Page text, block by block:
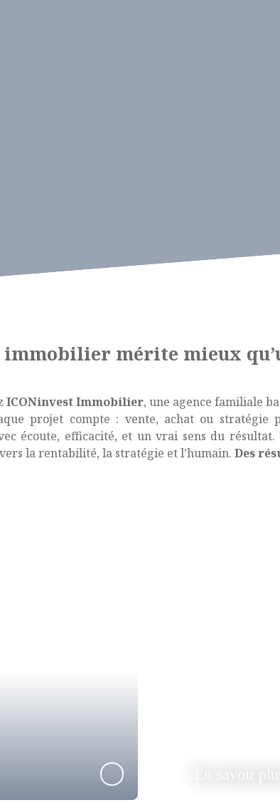
immobilier mérite mieux
ICONinvest Immobilier, une agence familiale
projet compte : vente, achat ou stratégie
écoute, efficacité, et un vrai sens du
la rentabilité, la stratégie et l’humain. Des
En savoir